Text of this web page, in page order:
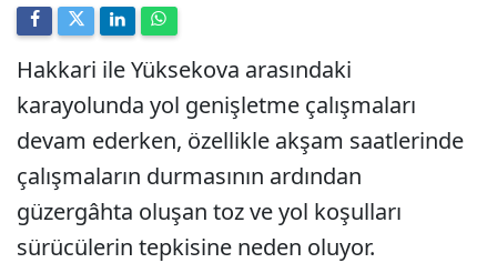
Hakkari ile Yüksekova arasındaki
karayolunda yol genişletme çalışmaları
devam ederken, özellikle akşam saatlerinde
çalışmaların durmasının ardından
güzergâhta oluşan toz ve yol koşulları
sürücülerin tepkisine neden oluyor.